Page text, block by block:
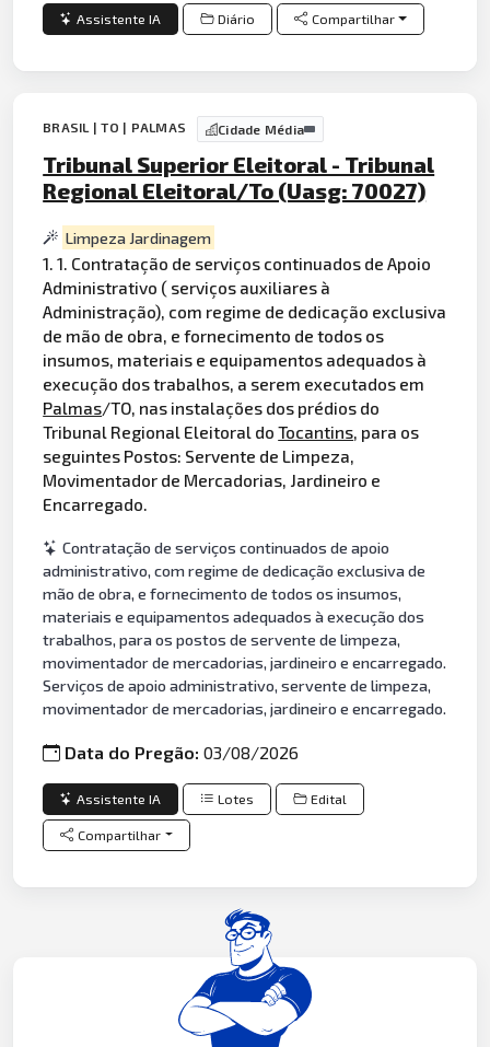
Assistente IA Diário Compartilhar
BRASIL | TO | PALMAS Cidade Média
Tribunal Superior Eleitoral - Tribunal
Regional Eleitoral/To (Uasg: 70027)
Limpeza Jardinagem
1. 1. Contratação de serviços continuados de Apoio
Administrativo ( serviços auxiliares à
Administração), com regime de dedicação exclusiva
de mão de obra, e fornecimento de todos os
insumos, materiais e equipamentos adequados à
execução dos trabalhos, a serem executados em
Palmas/TO, nas instalações dos prédios do
Tribunal Regional Eleitoral doTocantins , para os
seguintes Postos: Servente de Limpeza,
Movimentador de Mercadorias, Jardineiro e
Encarregado.
Contratação de serviços continuados de apoio
administrativo, com regime de dedicação exclusiva de
mão de obra, e fornecimento de todos os insumos,
materiais e equipamentos adequados à execução dos
trabalhos, para os postos de servente de limpeza,
movimentador de mercadorias, jardineiro e encarregado.
Serviços de apoio administrativo, servente de limpeza,
movimentador de mercadorias, jardineiro e encarregado.
Data do Pregão:03/08/2026
Assistente IA Lotes Edital
Compartilhar